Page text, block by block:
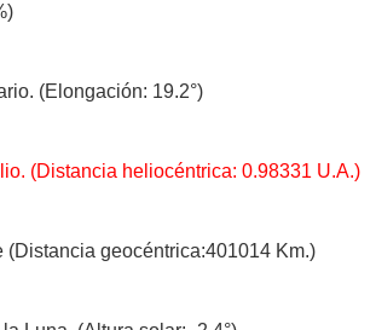
(Elongación: 19.2°)
(Distancia heliocéntrica: 0.98331 U.A.)
(Distancia geocéntrica:401014 Km.)